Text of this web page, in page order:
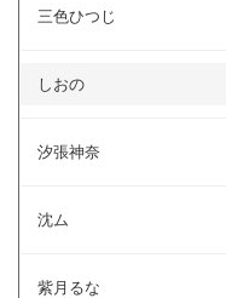
三色ひつじ
しおの
汐張神奈
沈ム
紫月るな